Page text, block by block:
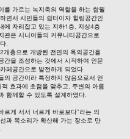
를 가르는 녹지축의 역할을 하는 함월
면서 시민들의 쉼터이자 힐링공간인
에 자리잡고 있는 지하1층, 지상4층
관은 시니어들의 커뮤니티공간으로
.
개층으로 개방된 전면의 옥외공간을
간을 조성하는 것에서 시작하여 인문
페공간으로 발전하게 되었다.
의 공간이라 특정하지 않음으로서 얻
효과에 초점을 맞추고, 주변의 아름
함께할 수 있도록 설계하였다.
르게 서서 너르게 바로보다”라는 의
과 목소리가 확산해 가는 장소로 만